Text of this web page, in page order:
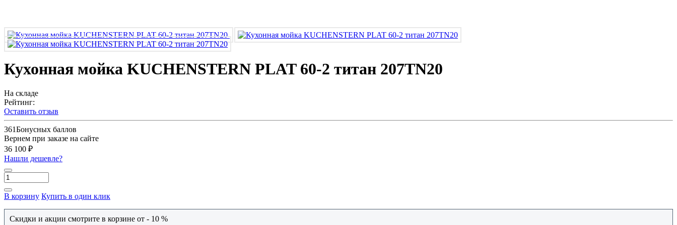
Кухонная мойка KUCHENSTERN PLAT 60-2 титан 207TN20
На складе
Рейтинг:
Оставить отзыв
361Бонусных баллов
Вернем при заказе на сайте
36 100 ₽
Нашли дешевле?
В корзину Купить в один клик
Скидки и акции смотрите в корзине от - 10 %